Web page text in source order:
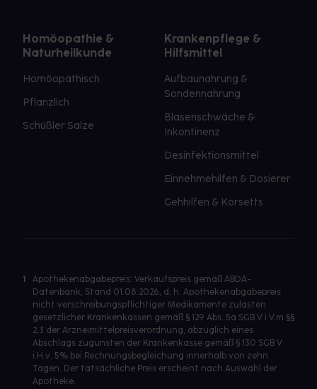
Homöopathie &
Naturheilkunde
Homöopathisch
Pflanzlich
Schüßler Salze
Krankenpflege &
Hilfsmittel
Aufbaunahrung &
Sondennahrung
Blasenschwäche &
Inkontinenz
Desinfektionsmittel
Einnehmehilfen & Dosierer
Gehhilfen & Korsetts
1
Apothekenabgabepreis: Verkaufspreis gemäß ABDA-
Datenbank, Stand 01.08.2026, d. h. Apothekenabgabepreis
nicht verschreibungspflichtiger Medikamente zulasten
gesetzlicher Krankenkassen gemäß § 129 Abs. 5a SGB V i.V.m §§
2,3 der Arzneimittelpreisverordnung, abzüglich eines
Abschlags zugunsten der Krankenkasse gemäß § 130 SGB V
i.H.v. 5% bei Rechnungsbegleichung innerhalb von zehn
Tagen. Der tatsächliche Preis erscheint nach Auswahl der
Apotheke.